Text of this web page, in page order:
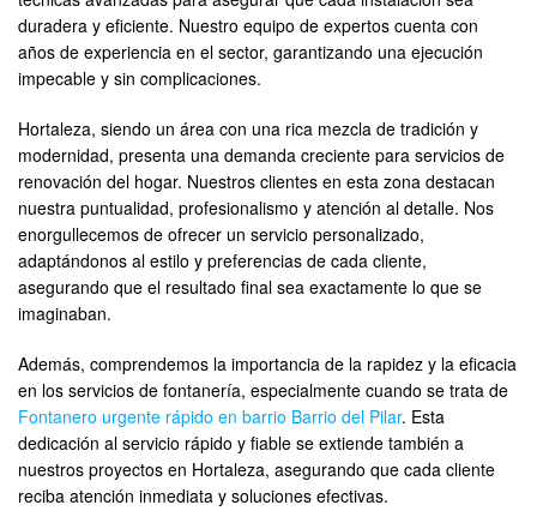
duradera y eficiente. Nuestro equipo de expertos cuenta con
años de experiencia en el sector, garantizando una ejecución
impecable y sin complicaciones.
Hortaleza, siendo un área con una rica mezcla de tradición y
modernidad, presenta una demanda creciente para servicios de
renovación del hogar. Nuestros clientes en esta zona destacan
nuestra puntualidad, profesionalismo y atención al detalle. Nos
enorgullecemos de ofrecer un servicio personalizado,
adaptándonos al estilo y preferencias de cada cliente,
asegurando que el resultado final sea exactamente lo que se
imaginaban.
Además, comprendemos la importancia de la rapidez y la eficacia
en los servicios de fontanería, especialmente cuando se trata de
Fontanero urgente rápido en barrio Barrio del Pilar. Esta
dedicación al servicio rápido y fiable se extiende también a
nuestros proyectos en Hortaleza, asegurando que cada cliente
reciba atención inmediata y soluciones efectivas.